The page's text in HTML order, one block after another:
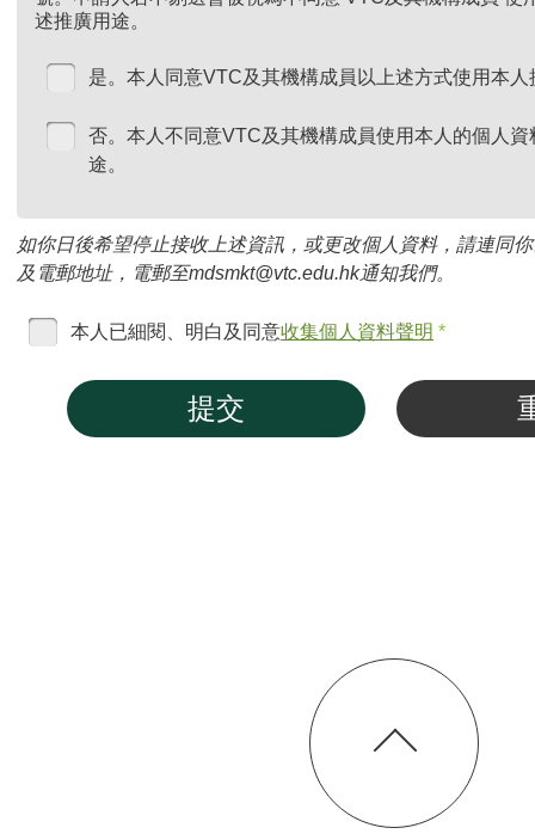
述推廣用途。
是。本人同意VTC及其機構成員以上述方式使用本
否。本人不同意VTC及其機構成員使用本人的個人
途。
如你日後希望停止接收上述資訊，或更改個人資料，請連同
及電郵地址，電郵至mdsmkt@vtc.edu.hk通知我們。
本人已細閱、明白及同意收集個人資料聲明 *
提交